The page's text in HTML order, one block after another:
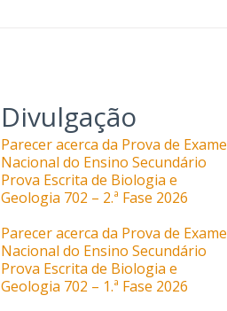
Divulgação
Parecer acerca da Prova de Exame
Nacional do Ensino Secundário
Prova Escrita de Biologia e
Geologia 702 – 2.ª Fase 2026
Parecer acerca da Prova de Exame
Nacional do Ensino Secundário
Prova Escrita de Biologia e
Geologia 702 – 1.ª Fase 2026